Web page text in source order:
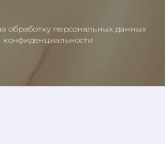
обработку персональных данных
конфиденциальности